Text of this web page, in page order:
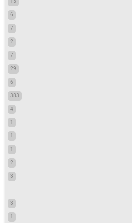
6
7
2
7
29
6
383
4
1
1
1
2
3
3
1